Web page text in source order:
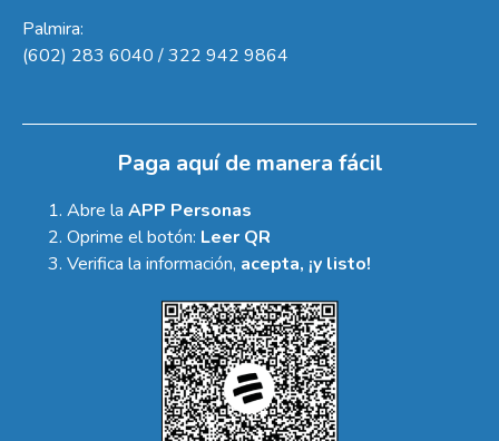
Palmira:
(602) 283 6040 / 322 942 9864
Paga aquí de manera fácil
Abre la APP Personas
Oprime el botón: Leer QR
Verifica la información, acepta, ¡y listo!